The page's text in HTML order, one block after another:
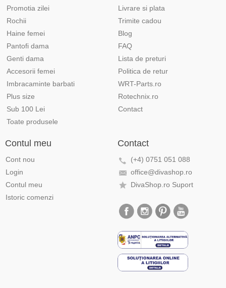
Promotia zilei
Rochii
Haine femei
Pantofi dama
Genti dama
Accesorii femei
Imbracaminte barbati
Plus size
Sub 100 Lei
Toate produsele
Livrare si plata
Trimite cadou
Blog
FAQ
Lista de preturi
Politica de retur
WRT-Parts.ro
Rotechnix.ro
Contact
Contul meu
Cont nou
Login
Contul meu
Istoric comenzi
Contact
(+4) 0751 051 088
office@divashop.ro
DivaShop.ro Suport